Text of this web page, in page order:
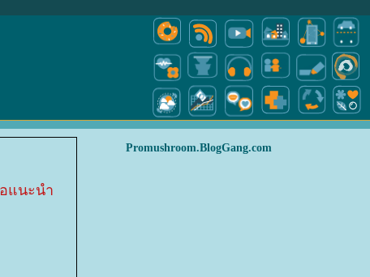
แนะนำ
Promushroom.BlogGang.com